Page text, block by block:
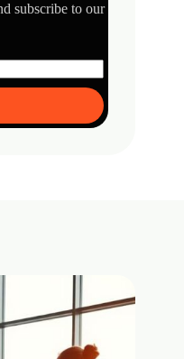
subscribe to our